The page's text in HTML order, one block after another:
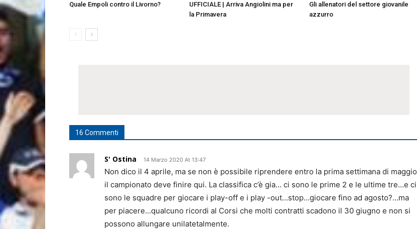
Quale Empoli contro il Livorno?
UFFICIALE | Arriva Angiolini ma per
la Primavera
Gli allenatori del settore giovanile
azzurro
16 Commenti
S' Ostina 14 Marzo 2020 At 13:47
Non dico il 4 aprile, ma se non è possibile riprendere entro la prima settimana di maggio
il campionato deve finire qui. La classifica c’è gia… ci sono le prime 2 e le ultime tre…e ci
sono le squadre per giocare i play-off e i play -out…stop…giocare fino ad agosto?…ma
per piacere…qualcuno ricordi al Corsi che molti contratti scadono il 30 giugno e non si
possono allungare unilatetalmente.